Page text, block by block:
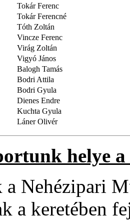
Tokár Ferenc
Tokár Ferencné
Tóth Zoltán
Vincze Ferenc
Virág Zoltán
Vigyó János
Balogh Tamás
Bodri Attila
Bodri Gyula
Dienes Endre
Kuchta Gyula
Láner Olivér
helye
a Nehézipari
a keretében